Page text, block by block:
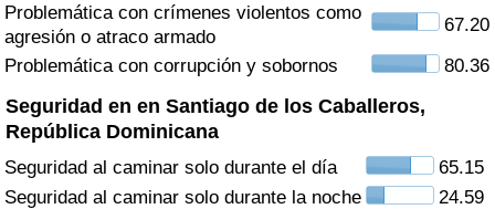
Problemática con crímenes violentos como
agresión o atraco armado
67.20
Problemática con corrupción y sobornos
80.36
Seguridad en en Santiago de los Caballeros,
República Dominicana
Seguridad al caminar solo durante el día
65.15
Seguridad al caminar solo durante la noche
24.59
Tráfico
Índice de Tráfico
Índice de Tráfico (Actual)
Índice de Tráfico por País